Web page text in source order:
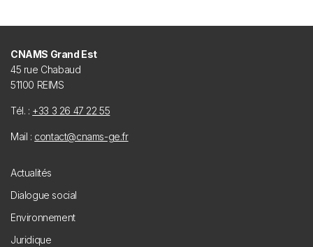
CNAMS Grand Est
45 rue Chabaud
51100 REIMS
Tél. : +33 3 26 47 22 55
Mail : contact@cnams-ge.fr
Footer
Actualités
Dialogue social
Environnement
Juridique